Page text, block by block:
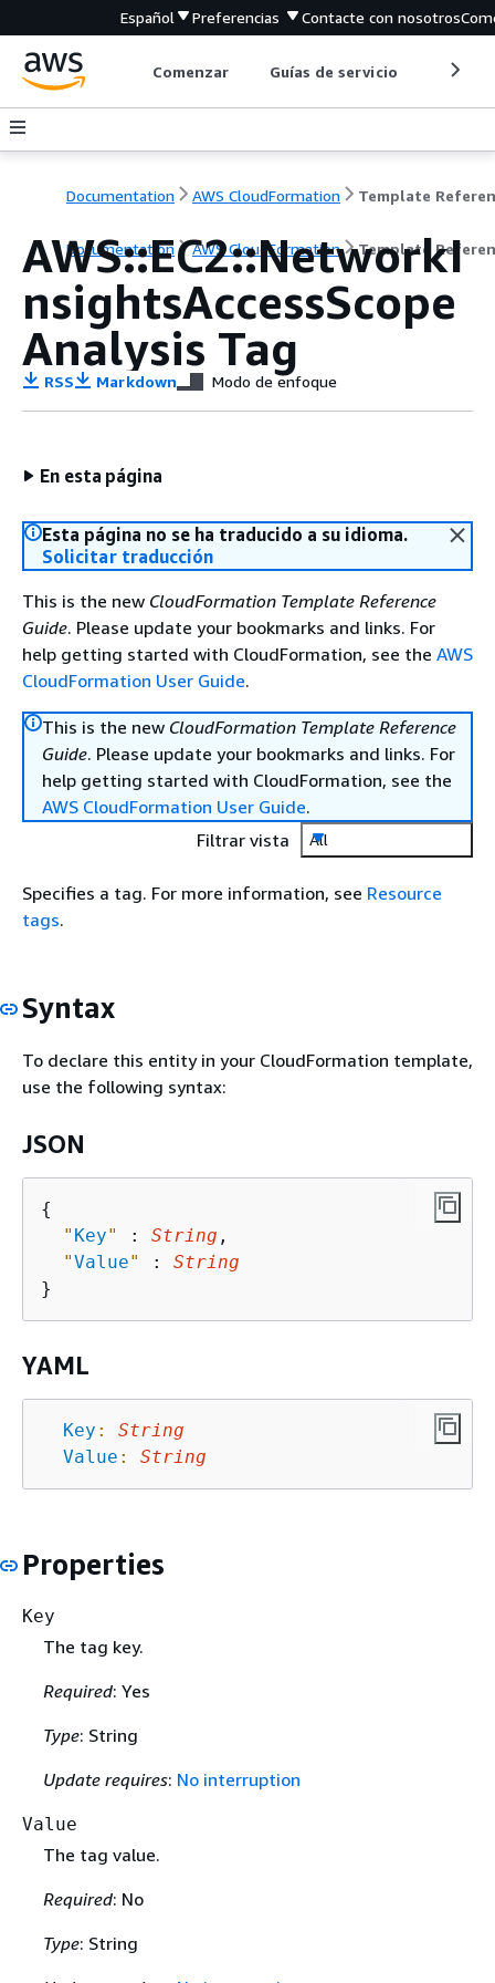
Español Preferencias Contacte con nosotros
Comenzar Guías de servicio
Documentation AWS CloudFormation Template
Documentation AWS CloudFormation Template
AWS::EC2::NetworkI
nsightsAccessScope
Analysis Tag
RSS Markdown Modo de enfoque
En esta página
Esta página no se ha traducido a su idioma.
Solicitar traducción
This is the new CloudFormation Template Reference
Guide. Please update your bookmarks and links. For
help getting started with CloudFormation, see the AWS
CloudFormation User Guide.
This is the new CloudFormation Template Reference
Guide. Please update your bookmarks and links. For
help getting started with CloudFormation, see the
AWS CloudFormation User Guide.
Filtrar vista
All
Specifies a tag. For more information, see Resource
tags.
Syntax
To declare this entity in your CloudFormation template,
use the following syntax:
JSON
{
" Key" : String ,
"Value" : String
YAML
Key :
String
Value : String
Properties
Key
The tag key.
Required: Yes
Type: String
Update requires: No interruption
Value
The tag value.
Required: No
Type: String